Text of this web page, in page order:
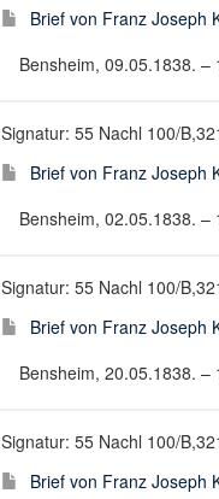
Brief von Franz Joseph
Bensheim, 09.05.1838. –
Signatur: 55 Nachl 100/
Brief von Franz Joseph
Bensheim, 02.05.1838. –
Signatur: 55 Nachl 100/
Brief von Franz Joseph
Bensheim, 20.05.1838. –
Signatur: 55 Nachl 100/
Brief von Franz Joseph